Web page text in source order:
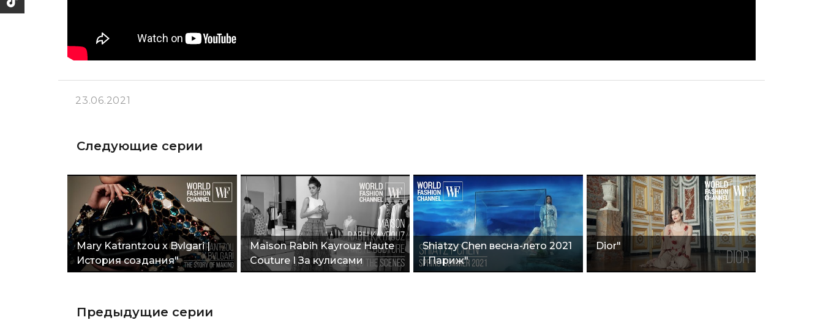
23.06.2021
Следующие серии
Mary Katrantzou x Bvlgari |
История создания"
Maison Rabih Kayrouz Haute
Couture I За кулисами
съёмки"
Shiatzy Chen весна-лето 2021
| Париж"
Dior"
Предыдущие серии